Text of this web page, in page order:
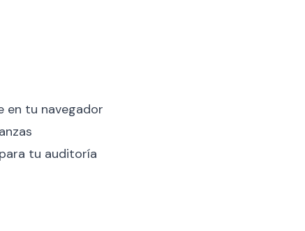
en tu navegador
tu auditoría